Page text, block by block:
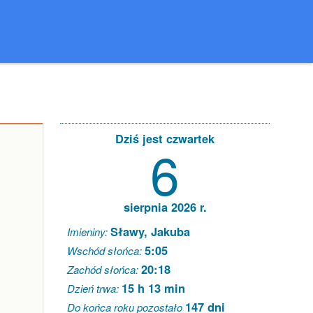
Dziś jest czwartek
6
sierpnia 2026 r.
Imieniny:Sławy, Jakuba
Wschód słońca:5:05
Zachód słońca:20:18
Dzień trwa: 15 h 13 min
Do końca roku pozostało 147 dni